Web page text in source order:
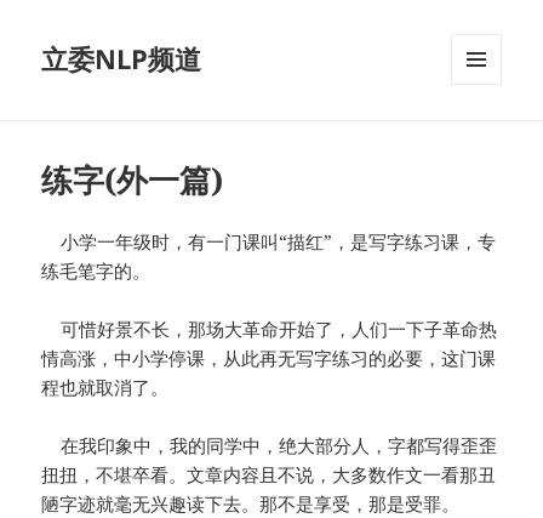
立委NLP频道
练字(外一篇)
小学一年级时，有一门课叫“描红”，是写字练习课，专
练毛笔字的。
可惜好景不长，那场大革命开始了，人们一下子革命热
情高涨，中小学停课，从此再无写字练习的必要，这门课
程也就取消了。
在我印象中，我的同学中，绝大部分人，字都写得歪歪
扭扭，不堪卒看。文章内容且不说，大多数作文一看那丑
陋字迹就毫无兴趣读下去。那不是享受，那是受罪。